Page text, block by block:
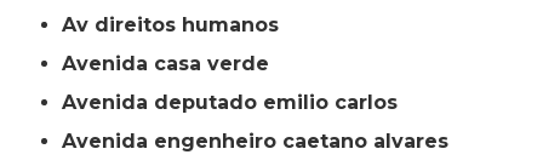
av direitos humanos
avenida casa verde
avenida deputado emilio carlos
avenida engenheiro caetano alvares